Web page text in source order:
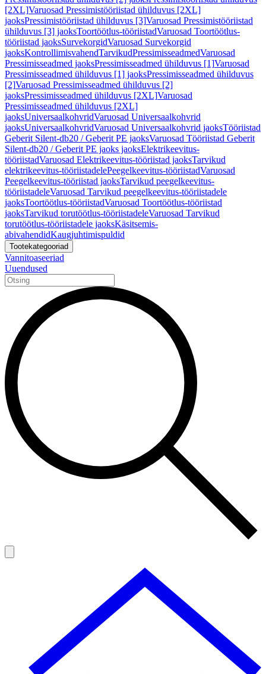
[2XL]Varuosad Pressimistööriistad ühilduvus [2XL]
jaoksPressimistööriistad ühilduvus [3]Varuosad Pressimistööriistad
ühilduvus [3] jaoksToortöötlus-tööriistadVaruosad Toortöötlus-
tööriistad jaoksSurvekorgidVaruosad Survekorgid
jaoksKontrollimisvahendTarvikudPressimisseadmedVaruosad
Pressimisseadmed jaoksPressimisseadmed ühilduvus [1]Varuosad
Pressimisseadmed ühilduvus [1] jaoksPressimisseadmed ühilduvus
[2]Varuosad Pressimisseadmed ühilduvus [2]
jaoksPressimisseadmed ühilduvus [2XL]Varuosad
Pressimisseadmed ühilduvus [2XL]
jaoksUniversaalkohvridVaruosad Universaalkohvrid
jaoksUniversaalkohvridVaruosad Universaalkohvrid jaoksTööriistad
Geberit Silent-db20 / Geberit PE jaoksVaruosad Tööriistad Geberit
Silent-db20 / Geberit PE jaoks jaoksElektrikeevitus-
tööriistadVaruosad Elektrikeevitus-tööriistad jaoksTarvikud
elektrikeevitus-tööriistadelePeegelkeevitus-tööriistadVaruosad
Peegelkeevitus-tööriistad jaoksTarvikud peegelkeevitus-
tööriistadeleVaruosad Tarvikud peegelkeevitus-tööriistadele
jaoksToortöötlus-tööriistadVaruosad Toortöötlus-tööriistad
jaoksTarvikud torutöötlus-tööriistadeleVaruosad Tarvikud
torutöötlus-tööriistadele jaoksKäsitsemis-
abivahendidKaugjuhtimispuldid
Tootekategooriad
Vannitoaseeriad
Uuendused